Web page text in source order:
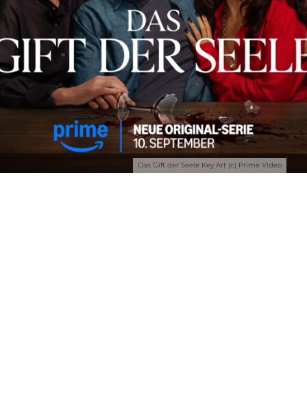
Das Gift der Seele Key Art (c) Prime Video